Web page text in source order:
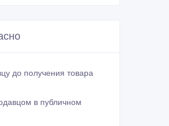
до получения товара
в публичном